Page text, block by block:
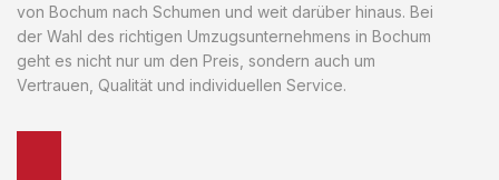
von Bochum nach Schumen und weit darüber hinaus. Bei
der Wahl des richtigen Umzugsunternehmens in Bochum
geht es nicht nur um den Preis, sondern auch um
Vertrauen, Qualität und individuellen Service.